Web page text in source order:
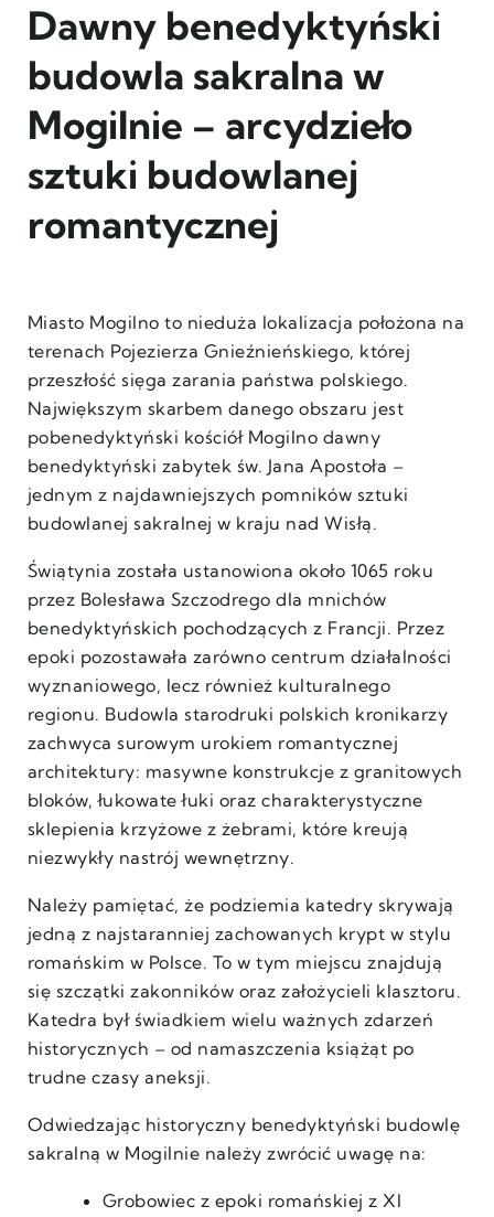
Dawny benedyktyński
budowla sakralna w
Mogilnie – arcydzieło
sztuki budowlanej
romantycznej
Miasto Mogilno to nieduża lokalizacja położona na
terenach Pojezierza Gnieźnieńskiego, której
przeszłość sięga zarania państwa polskiego.
Największym skarbem danego obszaru jest
pobenedyktyński kościół Mogilno dawny
benedyktyński zabytek św. Jana Apostoła –
jednym z najdawniejszych pomników sztuki
budowlanej sakralnej w kraju nad Wisłą.
Świątynia została ustanowiona około 1065 roku
przez Bolesława Szczodrego dla mnichów
benedyktyńskich pochodzących z Francji. Przez
epoki pozostawała zarówno centrum działalności
wyznaniowego, lecz również kulturalnego
regionu. Budowla starodruki polskich kronikarzy
zachwyca surowym urokiem romantycznej
architektury: masywne konstrukcje z granitowych
bloków, łukowate łuki oraz charakterystyczne
sklepienia krzyżowe z żebrami, które kreują
niezwykły nastrój wewnętrzny.
Należy pamiętać, że podziemia katedry skrywają
jedną z najstaranniej zachowanych krypt w stylu
romańskim w Polsce. To w tym miejscu znajdują
się szczątki zakonników oraz założycieli klasztoru.
Katedra był świadkiem wielu ważnych zdarzeń
historycznych – od namaszczenia książąt po
trudne czasy aneksji.
Odwiedzając historyczny benedyktyński budowlę
sakralną w Mogilnie należy zwrócić uwagę na:
Grobowiec z epoki romańskiej z XI